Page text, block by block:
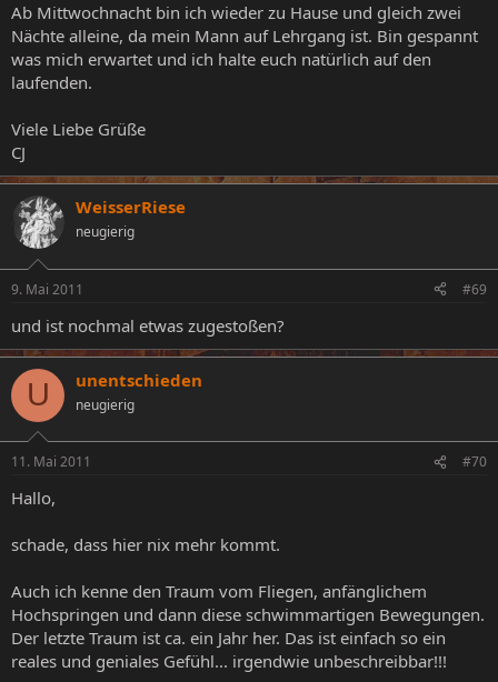
Ab Mittwochnacht bin ich wieder zu Hause und gleich zwei
Nächte alleine, da mein Mann auf Lehrgang ist. Bin gespannt
was mich erwartet und ich halte euch natürlich auf den
laufenden.
Viele Liebe Grüße
CJ
WeisserRiese
neugierig
9. Mai 2011 #69
und ist nochmal etwas zugestoßen?
U unentschieden
neugierig
11. Mai 2011 #70
Hallo,
schade, dass hier nix mehr kommt.
Auch ich kenne den Traum vom Fliegen, anfänglichem
Hochspringen und dann diese schwimmartigen Bewegungen.
Der letzte Traum ist ca. ein Jahr her. Das ist einfach so ein
reales und geniales Gefühl... irgendwie unbeschreibbar!!!